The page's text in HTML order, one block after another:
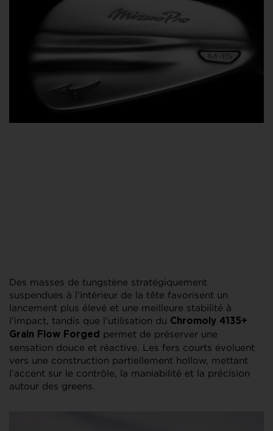
Des masses de tungstène stratégiquement
suspendues à l’intérieur de la tête favorisent un
lancement plus élevé et une meilleure stabilité à
l’impact, tandis que l’utilisation du Chromoly 4135+
Grain Flow Forged permet de préserver une
sensation douce et réactive. Les fers courts évoluent
vers une construction partiellement hollow, mettant
l’accent sur le contrôle, la maniabilité et la précision
autour des greens.